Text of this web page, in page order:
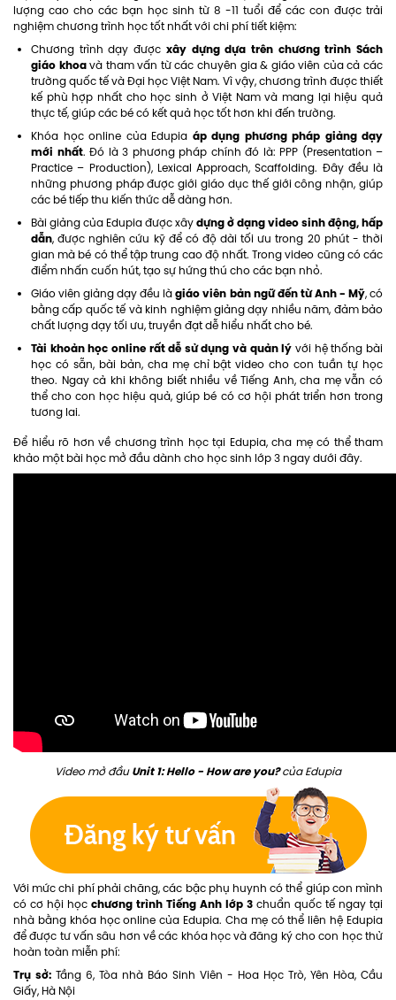
lượng cao cho các bạn học sinh từ 8 -11 tuổi để các con được trải
nghiệm chương trình học tốt nhất với chi phí tiết kiệm:
Chương trình dạy được xây dựng dựa trên chương trình Sách
giáo khoavà tham vấn từ các chuyên gia & giáo viên của cả các
trường quốc tế và Đại học Việt Nam. Vì vậy, chương trình được thiết
kế phù hợp nhất cho học sinh ở Việt Nam và mang lại hiệu quả
thực tế, giúp các bé có kết quả học tốt hơn khi đến trường.
Khóa học online của Edupia áp dụng phương pháp giảng dạy
mới nhất. Đó là 3 phương pháp chính đó là: PPP (Presentation –
Practice – Production), Lexical Approach, Scaffolding. Đây đều là
những phương pháp được giới giáo dục thế giới công nhận, giúp
các bé tiếp thu kiến thức dễ dàng hơn.
Bài giảng của Edupia được xâydựng ở dạng video sinh động, hấp
dẫn, được nghiên cứu kỹ để có độ dài tối ưu trong 20 phút - thời
gian mà bé có thể tập trung cao độ nhất. Trong video cũng có các
điểm nhấn cuốn hút, tạo sự hứng thú cho các bạn nhỏ.
Giáo viên giảng dạy đều làgiáo viên bản ngữ đến từ Anh - Mỹ, có
bằng cấp quốc tế và kinh nghiệm giảng dạy nhiều năm, đảm bảo
chất lượng dạy tối ưu, truyền đạt dễ hiểu nhất cho bé.
Tài khoản học online rất dễ sử dụng và quản lývới hệ thống bài
học có sẵn, bài bản, cha mẹ chỉ bật video cho con tuần tự học
theo. Ngay cả khi không biết nhiều về Tiếng Anh, cha mẹ vẫn có
thể cho con học hiệu quả, giúp bé có cơ hội phát triển hơn trong
tương lai.
Để hiểu rõ hơn về chương trình học tại Edupia, cha mẹ có thể tham
khảo một bài học mở đầu dành cho học sinh lớp 3 ngay dưới đây.
Video mở đầuUnit 1: Hello - How are you?của Edupia
Với mức chi phí phải chăng, các bậc phụ huynh có thể giúp con mình
có cơ hội học chương trình Tiếng Anh lớp 3 chuẩn quốc tế ngay tại
nhà bằng khóa học online của Edupia. Cha mẹ có thể liên hệ Edupia
để được tư vấn sâu hơn về các khóa học và đăng ký cho con học thử
hoàn toàn miễn phí:
Trụ sở: Tầng 6, Tòa nhà Báo Sinh Viên - Hoa Học Trò, Yên Hòa, Cầu
Giấy, Hà Nội